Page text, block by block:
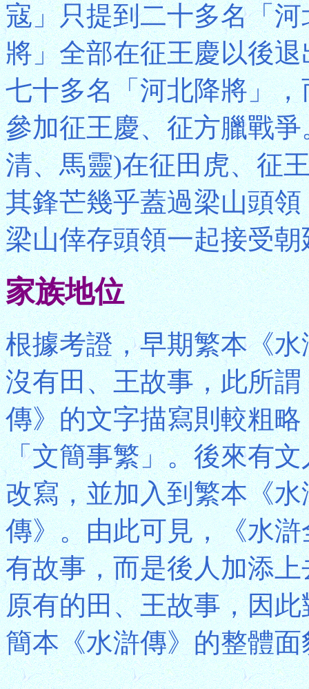
寇」只提到二十多名「
將」全部在征王慶以後
七十多名「河北降將」
參加征王慶、征方臘戰
清、馬靈)在征田虎、征
其鋒芒幾乎蓋過梁山頭
梁山倖存頭領一起接受
家族地位
根據考證，早期繁本《
沒有田、王故事，此所
傳》的文字描寫則較粗
「文簡事繁」。後來有
改寫，並加入到繁本《
傳》。由此可見，《水
有故事，而是後人加添
原有的田、王故事，因
簡本《水滸傳》的整體